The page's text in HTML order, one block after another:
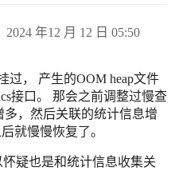
2024 年12 月 12 日 05:50
过， 产生的OOM heap文件
接口。 那会之前调整过慢查
，然后关联的统计信息增
就慢慢恢复了。
疑也是和统计信息收集关